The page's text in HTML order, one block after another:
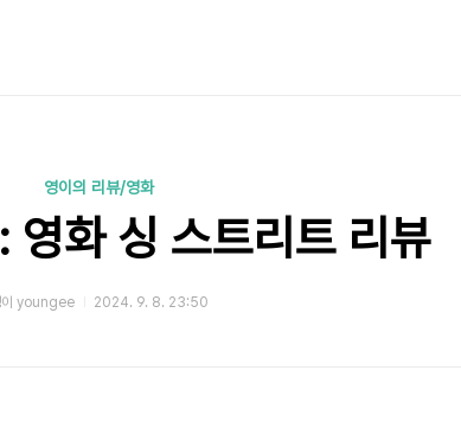
영이의 리뷰/영화
영화 싱 스트리트 리뷰
이 youngee 2024. 9. 8. 23:50